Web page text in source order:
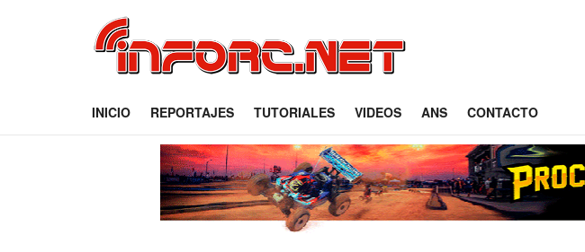
INICIO REPORTAJES TUTORIALES VIDEOS ANS CONTACTO